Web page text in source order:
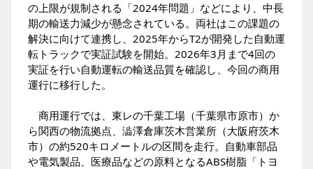
の上限が規制される「2024年問題」などにより、中長
期の輸送力減少が懸念されている。両社はこの課題の
解決に向けて連携し、2025年からT2が開発した自動運
転トラックで実証試験を開始。2026年3月まで4回の
実証を行い自動運転の輸送品質を確認し、今回の商用
運行に移行した。
商用運行では、東レの千葉工場（千葉県市原市）か
ら関西の物流拠点、澁澤倉庫茨木営業所（大阪府茨木
市）の約520キロメートルの区間を走行。自動車部品
や電気製品、医療品などの原料となるABS樹脂「トヨ